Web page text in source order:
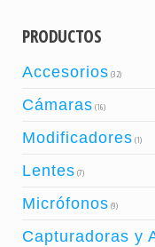
PRODUCTOS
Accesorios (32)
Cámaras (16)
Modificadores (1)
Lentes (7)
Micrófonos (9)
Capturadoras y